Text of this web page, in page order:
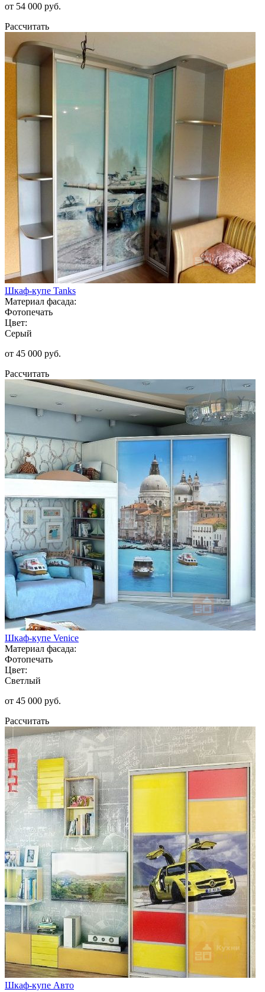
от 54 000 руб.
Рассчитать
Шкаф-купе Tanks
Материал фасада:
Фотопечать
Цвет:
Серый
от 45 000 руб.
Рассчитать
Шкаф-купе Venice
Материал фасада:
Фотопечать
Цвет:
Светлый
от 45 000 руб.
Рассчитать
Шкаф-купе Авто